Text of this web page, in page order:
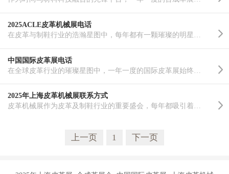
2025ACLE皮革机械展电话
中国国际皮革展电话
2025年上海皮革机械展联系方式
皮革机械展作为皮革及制鞋行业的重要盛会，每年都吸引着全球业内人士的目光。2025年，这一行业盛事将再次..……
上一页 1 下一页